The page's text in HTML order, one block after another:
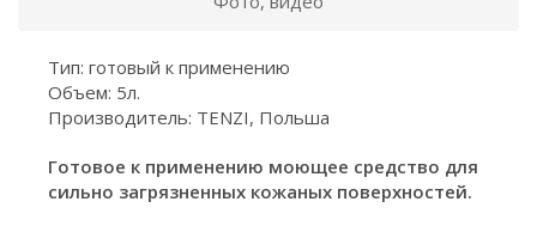
Тип: готовый к применению
Объем: 5л.
Производитель: TENZI, Польша
Готовое к применению моющее средство для
сильно загрязненных кожаных поверхностей.